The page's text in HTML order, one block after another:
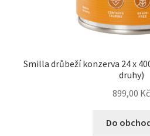
Smilla drůbeží konzerva 24 x
druhy)
899,00 Kč
Do